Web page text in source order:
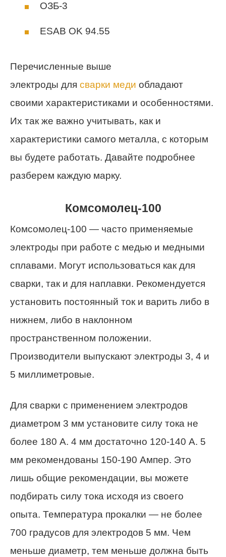
ОЗБ-3
ESAB OK 94.55
Перечисленные выше
электроды для сварки меди обладают
своими характеристиками и особенностями.
Их так же важно учитывать, как и
характеристики самого металла, с которым
вы будете работать. Давайте подробнее
разберем каждую марку.
Комсомолец-100
Комсомолец-100 — часто применяемые
электроды при работе с медью и медными
сплавами. Могут использоваться как для
сварки, так и для наплавки. Рекомендуется
установить постоянный ток и варить либо в
нижнем, либо в наклонном
пространственном положении.
Производители выпускают электроды 3, 4 и
5 миллиметровые.
Для сварки с применением электродов
диаметром 3 мм установите силу тока не
более 180 А. 4 мм достаточно 120-140 А. 5
мм рекомендованы 150-190 Ампер. Это
лишь общие рекомендации, вы можете
подбирать силу тока исходя из своего
опыта. Температура прокалки — не более
700 градусов для электродов 5 мм. Чем
меньше диаметр, тем меньше должна быть